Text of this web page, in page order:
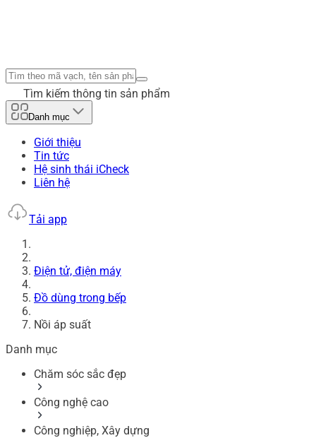
Tìm kiếm thông tin sản phẩm
Danh mục
Giới thiệu
Tin tức
Hệ sinh thái iCheck
Liên hệ
Tải app
Điện tử, điện máy
Đồ dùng trong bếp
Nồi áp suất
Danh mục
Chăm sóc sắc đẹp
Công nghệ cao
Công nghiệp, Xây dựng